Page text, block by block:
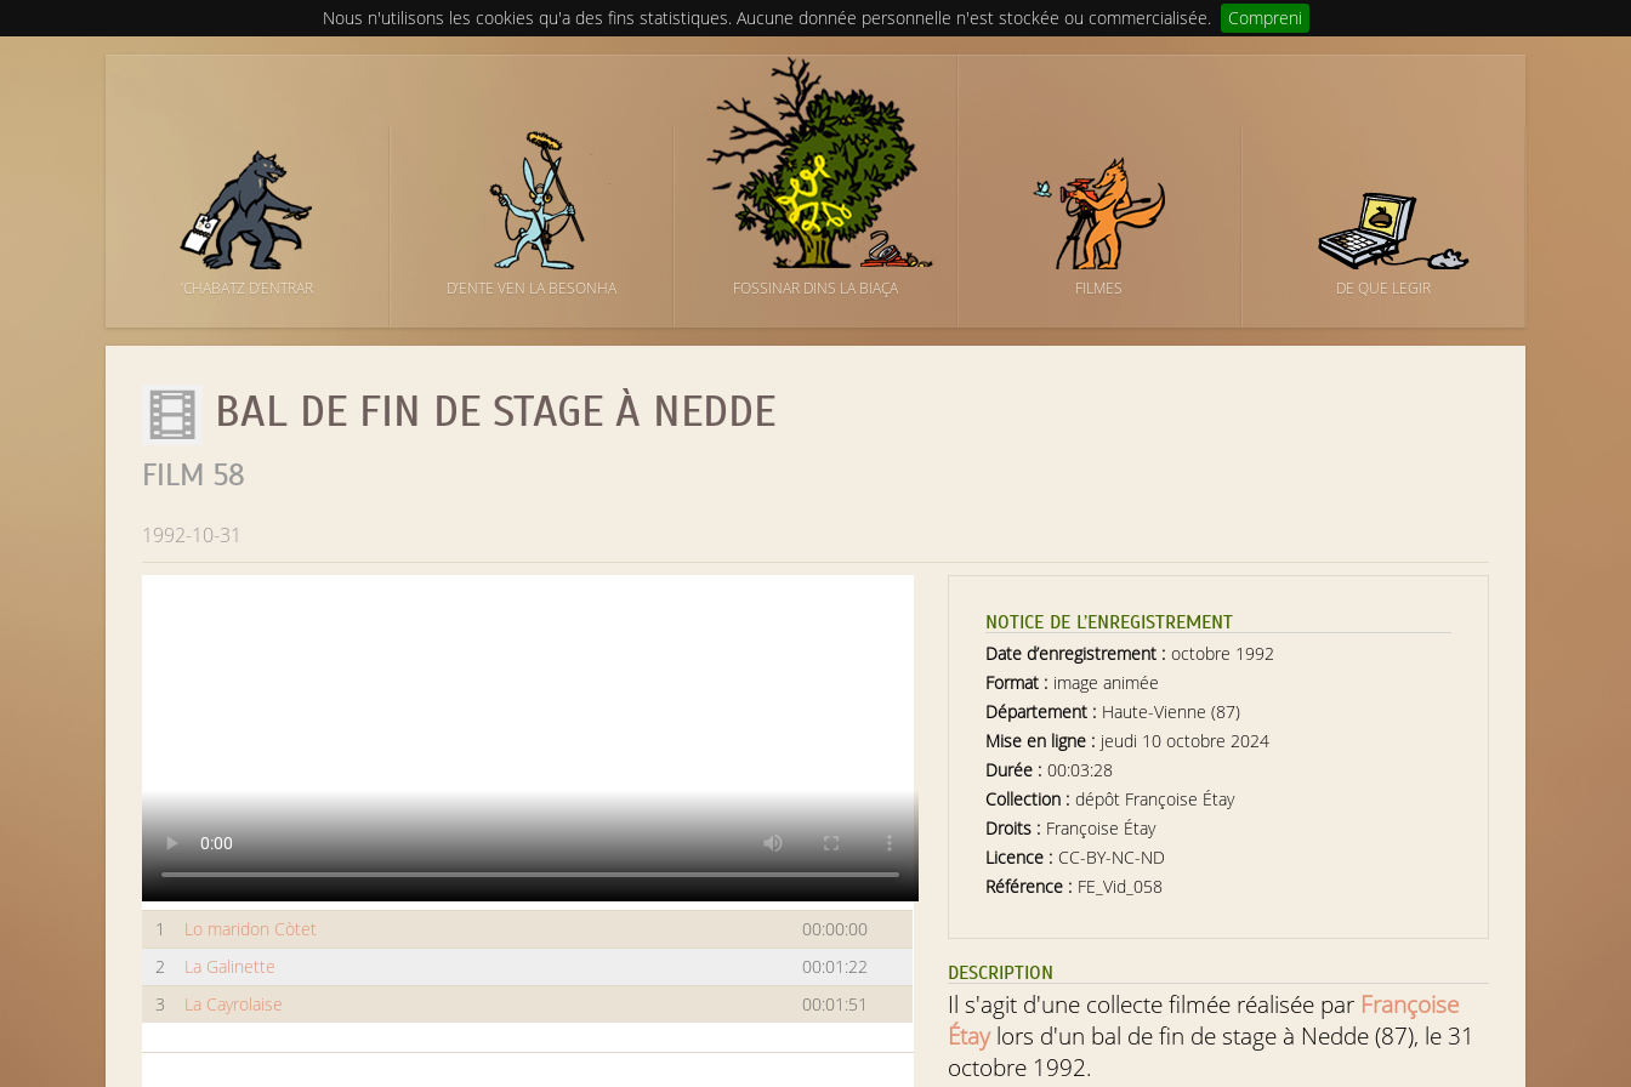
Nous n'utilisons les cookies qu'a des fins statistiques. Aucune donnée personnelle n'est stockée ou commercialisée. Compreni
’CHABATZ D’ENTRAR D’ENTE VEN LA BESONHA FOSSINAR DINS LA BIAÇA FILMES DE QUE LEGIR
BAL DE FIN DE STAGE À NEDDE
FILM 58
1992-10-31
1 Lo maridon Còtet
00:00:00
2
La Galinette
00:01:22
3
La Cayrolaise 00:01:51
NOTICE DE L’ENREGISTREMENT
Date d’enregistrement : octobre 1992
Format : image animée
Département : Haute-Vienne (87)
Mise en ligne : jeudi 10 octobre 2024
Durée : 00:03:28
Collection : dépôt Françoise Étay
Droits : Françoise Étay
Licence : CC-BY-NC-ND
Référence : FE_Vid_058
DESCRIPTION
Il s'agit d'une collecte filmée réalisée par Françoise
Étaylors d'un bal de fin de stage à Nedde (87), le 31
octobre 1992.